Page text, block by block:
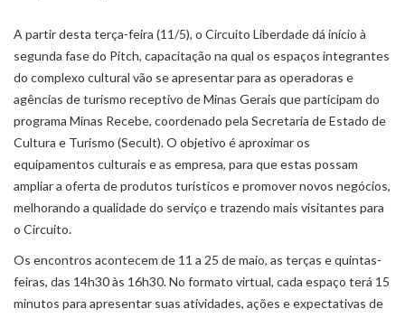
A partir desta terça-feira (11/5), o Circuito Liberdade dá início à
segunda fase do Pitch, capacitação na qual os espaços integrantes
do complexo cultural vão se apresentar para as operadoras e
agências de turismo receptivo de Minas Gerais que participam do
programa Minas Recebe, coordenado pela Secretaria de Estado de
Cultura e Turismo (Secult). O objetivo é aproximar os
equipamentos culturais e as empresa, para que estas possam
ampliar a oferta de produtos turísticos e promover novos negócios,
melhorando a qualidade do serviço e trazendo mais visitantes para
o Circuito.
Os encontros acontecem de 11 a 25 de maio, as terças e quintas-
feiras, das 14h30 às 16h30. No formato virtual, cada espaço terá 15
minutos para apresentar suas atividades, ações e expectativas de